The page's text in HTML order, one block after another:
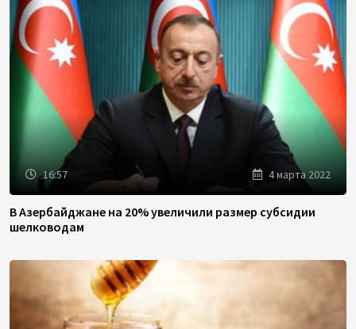
16:57 4 марта 2022
В Азербайджане на 20% увеличили размер субсидии
шелководам